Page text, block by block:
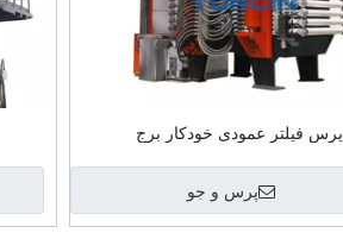
پرس فیلتر عمودی خودکار برج
پرس و جو